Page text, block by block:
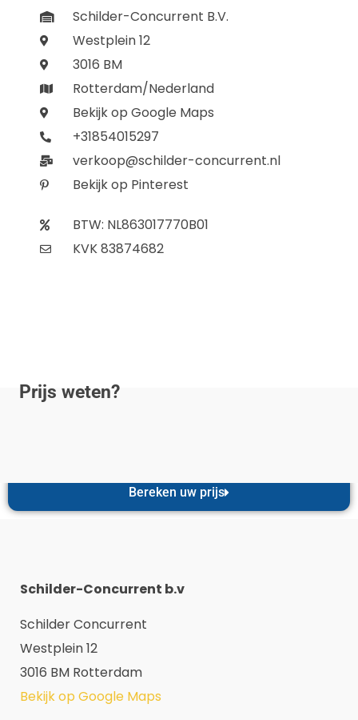
Schilder-Concurrent B.V.
Westplein 12
3016 BM
Rotterdam/Nederland
Bekijk op Google Maps
+31854015297
verkoop@schilder-concurrent.nl
Bekijk op Pinterest
BTW: NL863017770B01
KVK 83874682
Prijs weten?
Bereken uw prijs
Schilder-Concurrent b.v
Schilder Concurrent
Westplein 12
3016 BM Rotterdam
Bekijk op Google Maps